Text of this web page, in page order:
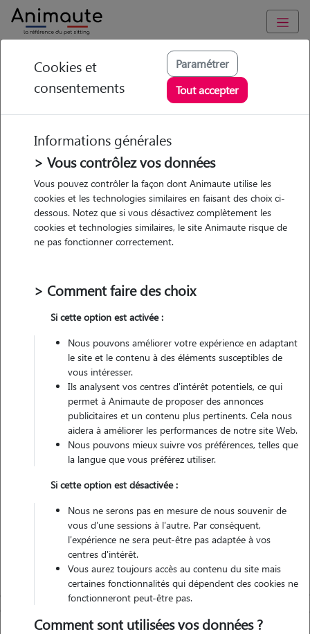
Animaute Provence Alpes Côte d'Azur /Var/Besse-sur-Issole
Franck - Petsitter à
BESSE SUR ISSOLE
5/5 (1 avis)
• 68 ans
chez le Pet Sitter
Pas d'animaux Maison
Véhiculé
Gardes réalisées
Contacter
L'envoi d'une demande est sans engagement
Cookies et
consentements
Paramétrer
Tout accepter
Informations générales
> Vous contrôlez vos données
Vous pouvez contrôler la façon dont Animaute utilise les
cookies et les technologies similaires en faisant des choix ci-
dessous. Notez que si vous désactivez complètement les
cookies et technologies similaires, le site Animaute risque de
ne pas fonctionner correctement.
> Comment faire des choix
Si cette option est activée :
Nous pouvons améliorer votre expérience en adaptant
le site et le contenu à des éléments susceptibles de
vous intéresser.
Ils analysent vos centres d'intérêt potentiels, ce qui
permet à Animaute de proposer des annonces
publicitaires et un contenu plus pertinents. Cela nous
aidera à améliorer les performances de notre site Web.
Nous pouvons mieux suivre vos préférences, telles que
la langue que vous préférez utiliser.
Si cette option est désactivée :
Nous ne serons pas en mesure de nous souvenir de
vous d'une sessions à l'autre. Par conséquent,
l'expérience ne sera peut-être pas adaptée à vos
centres d'intérêt.
Vous aurez toujours accès au contenu du site mais
certaines fonctionnalités qui dépendent des cookies ne
fonctionneront peut-être pas.
Comment sont utilisées vos données ?